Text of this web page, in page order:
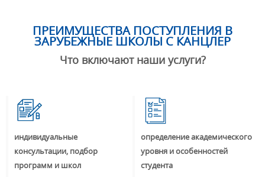
ПРЕИМУЩЕСТВА ПОСТУПЛЕНИЯ В
ЗАРУБЕЖНЫЕ ШКОЛЫ С КАНЦЛЕР
Что включают наши услуги?
индивидуальные
консультации, подбор
программ и школ
определение академического
уровня и особенностей
студента